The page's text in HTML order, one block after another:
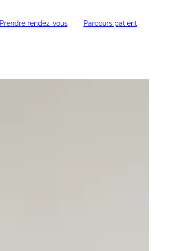
Prendre rendez-vous Parcours patient